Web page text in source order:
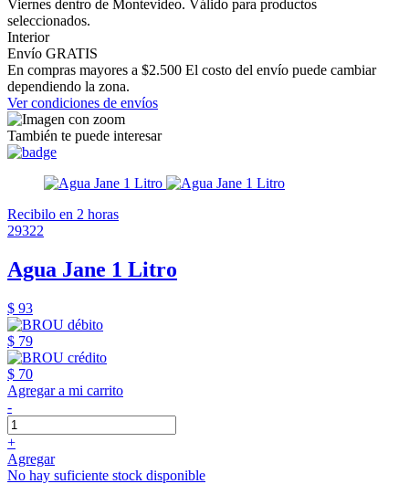
Viernes dentro de Montevideo. Válido para productos
seleccionados.
Interior
Envío GRATIS
En compras mayores a $2.500 El costo del envío puede cambiar
dependiendo la zona.
Ver condiciones de envíos
También te puede interesar
Recibilo en 2 horas
29322
Agua Jane 1 Litro
$ 93
$ 79
$ 70
Agregar a mi carrito
-
+
Agregar
No hay suficiente stock disponible